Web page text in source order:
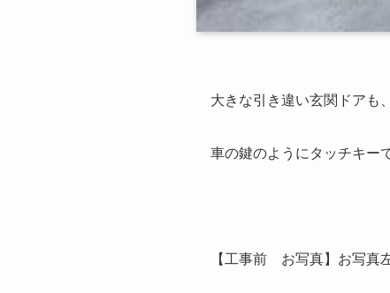
大きな引き違い玄関ドアも
車の鍵のようにタッチキー
【工事前 お写真】お写真